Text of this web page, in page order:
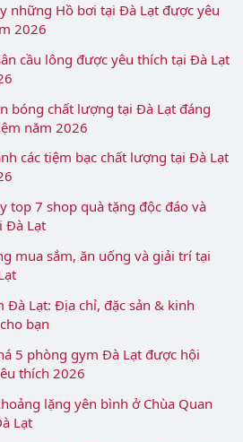
những Hồ bơi tại Đà Lạt được yêu
2026
cầu lông được yêu thích tại Đà Lạt
bóng chất lượng tại Đà Lạt đáng
năm 2026
các tiệm bạc chất lượng tại Đà Lạt
top 7 shop quà tặng độc đáo và
Đà Lạt
mua sắm, ăn uống và giải trí tại
Đà Lạt: Địa chỉ, đặc sản & kinh
bạn
5 phòng gym Đà Lạt được hội
thích 2026
lặng yên bình ở Chùa Quan
Lạt